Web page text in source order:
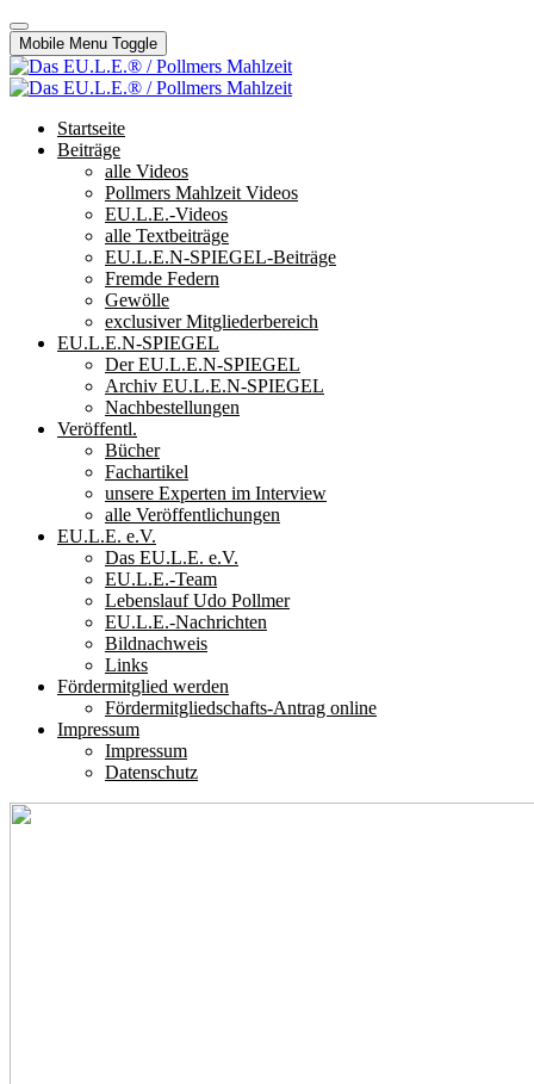
Mobile Menu Toggle
Startseite
Beiträge
alle Videos
Pollmers Mahlzeit Videos
EU.L.E.-Videos
alle Textbeiträge
EU.L.E.N-SPIEGEL-Beiträge
Fremde Federn
Gewölle
exclusiver Mitgliederbereich
EU.L.E.N-SPIEGEL
Der EU.L.E.N-SPIEGEL
Archiv EU.L.E.N-SPIEGEL
Nachbestellungen
Veröffentl.
Bücher
Fachartikel
unsere Experten im Interview
alle Veröffentlichungen
EU.L.E. e.V.
Das EU.L.E. e.V.
EU.L.E.-Team
Lebenslauf Udo Pollmer
EU.L.E.-Nachrichten
Bildnachweis
Links
Fördermitglied werden
Fördermitgliedschafts-Antrag online
Impressum
Impressum
Datenschutz